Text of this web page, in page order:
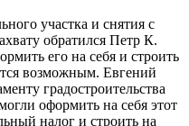
участка и снятия с
обратился Петр К.
его на себя и строить
возможным. Евгений
градостроительства
оформить на себя этот
налог и строить на